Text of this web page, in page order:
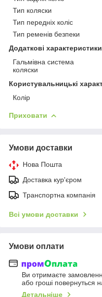
Тип коляски
Тип передніх коліс
Тип ременів безпеки
Додаткові характеристики
Гальмівна система
коляски
Користувальницькі
Колір
Приховати
Умови доставки
Нова Пошта
Доставка кур'єром
Транспортна компанія
Всі умови доставки
Умови оплати
Ви отримаєте
або гроші повернуться
Детальніше